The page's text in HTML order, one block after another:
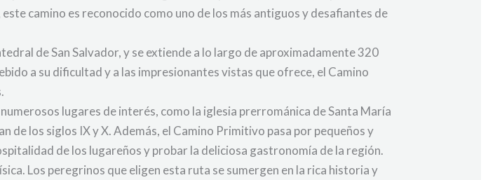
camino es reconocido como uno de los más antiguos y desafiantes de
de San Salvador, y se extiende a lo largo de aproximadamente 320
a su dificultad y a las impresionantes vistas que ofrece, el Camino
lugares de interés, como la iglesia prerrománica de Santa María
de los siglos IX y X. Además, el Camino Primitivo pasa por pequeños y
de los lugareños y probar la deliciosa gastronomía de la región.
Los peregrinos que eligen esta ruta se sumergen en la rica historia y